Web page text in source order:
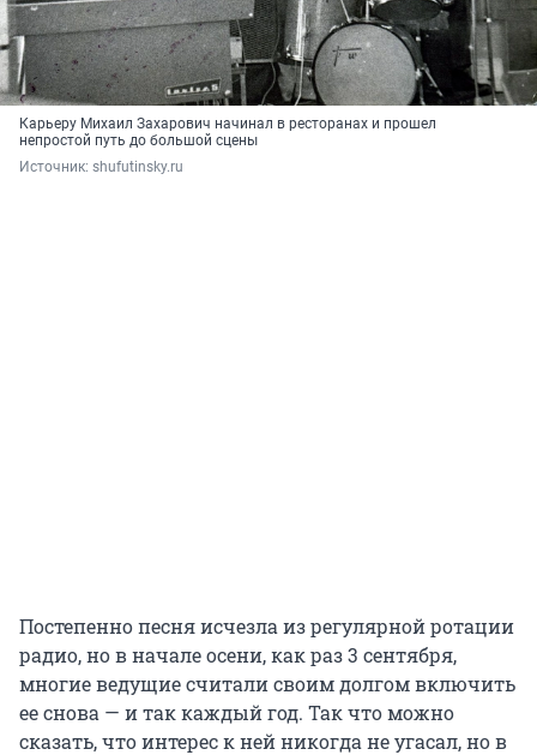
Карьеру Михаил Захарович начинал в ресторанах и прошел
непростой путь до большой сцены
Источник: shufutinsky.ru
Постепенно песня исчезла из регулярной ротации
радио, но в начале осени, как раз 3 сентября,
многие ведущие считали своим долгом включить
ее снова — и так каждый год. Так что можно
сказать, что интерес к ней никогда не угасал, но в